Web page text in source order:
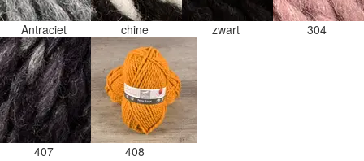
Antraciet chine zwart 304
407 408